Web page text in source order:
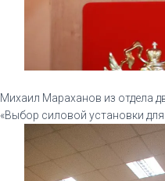
Михаил Мараханов из отдела
«Выбор силовой установки